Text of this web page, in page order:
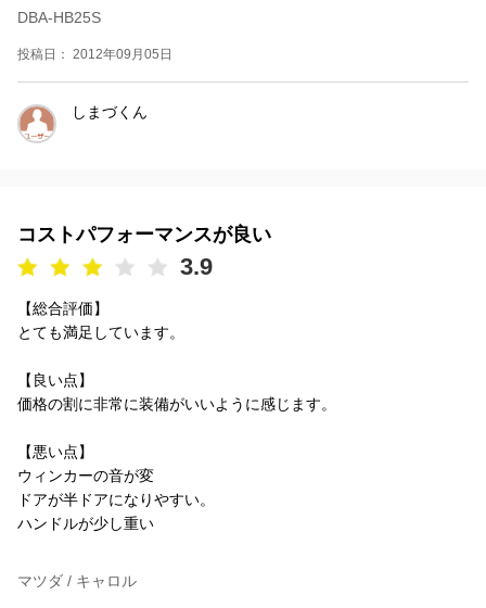
DBA-HB25S
投稿日： 2012年09月05日
しまづくん
コストパフォーマンスが良い
3.9
【総合評価】
とても満足しています。
【良い点】
価格の割に非常に装備がいいように感じます。
【悪い点】
ウィンカーの音が変
ドアが半ドアになりやすい。
ハンドルが少し重い
マツダ / キャロル